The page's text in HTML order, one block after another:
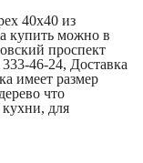
40x40 из
купить можно в
проспект
46-24, Доставка
имеет размер
что
кухни, для